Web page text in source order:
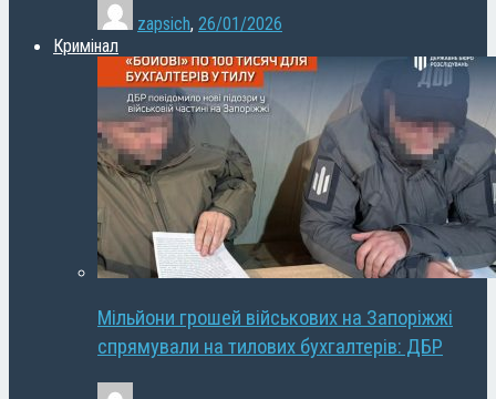
zapsich, 26/01/2026
Кримінал
Мільйони грошей військових на Запоріжжі
спрямували на тилових бухгалтерів: ДБР